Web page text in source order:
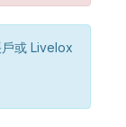
或 Livelox